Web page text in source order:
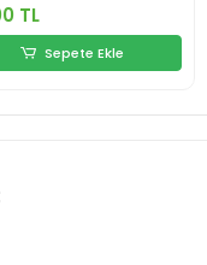
TL
Sepete Ekle